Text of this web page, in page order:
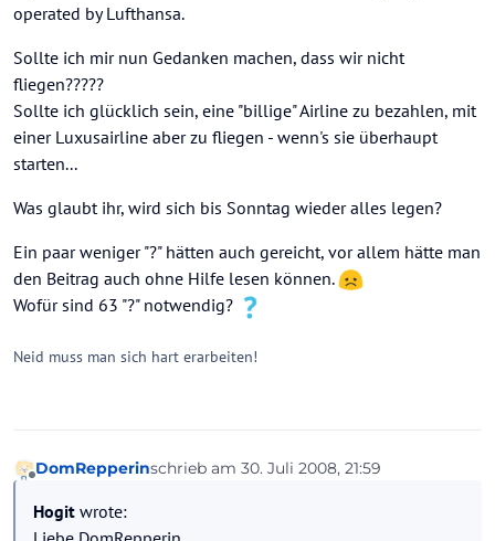
operated by Lufthansa.
Sollte ich mir nun Gedanken machen, dass wir nicht
fliegen?????
Sollte ich glücklich sein, eine "billige" Airline zu bezahlen, mit
einer Luxusairline aber zu fliegen - wenn's sie überhaupt
starten...
Was glaubt ihr, wird sich bis Sonntag wieder alles legen?
Ein paar weniger "?" hätten auch gereicht, vor allem hätte man
den Beitrag auch ohne Hilfe lesen können.
Wofür sind 63 "?" notwendig?
Neid muss man sich hart erarbeiten!
Offline
DomRepperinschrieb am 30. Juli 2008, 21:59
zuletzt editiert von
Hogit wrote: